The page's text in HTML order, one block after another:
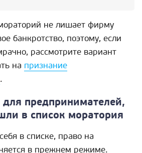
не лишает фирму
банкротство, поэтому, если
рассмотрите вариант
на признание
.
предпринимателей,
в список моратория
в списке, право на
в прежнем режиме.